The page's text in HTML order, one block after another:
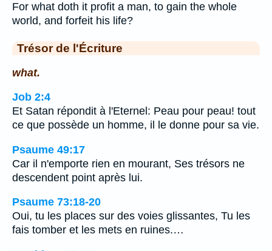
For what doth it profit a man, to gain the whole
world, and forfeit his life?
Trésor de l'Écriture
what.
Job 2:4
Et Satan répondit à l'Eternel: Peau pour peau! tout
ce que possède un homme, il le donne pour sa vie.
Psaume 49:17
Car il n'emporte rien en mourant, Ses trésors ne
descendent point après lui.
Psaume 73:18-20
Oui, tu les places sur des voies glissantes, Tu les
fais tomber et les mets en ruines.…